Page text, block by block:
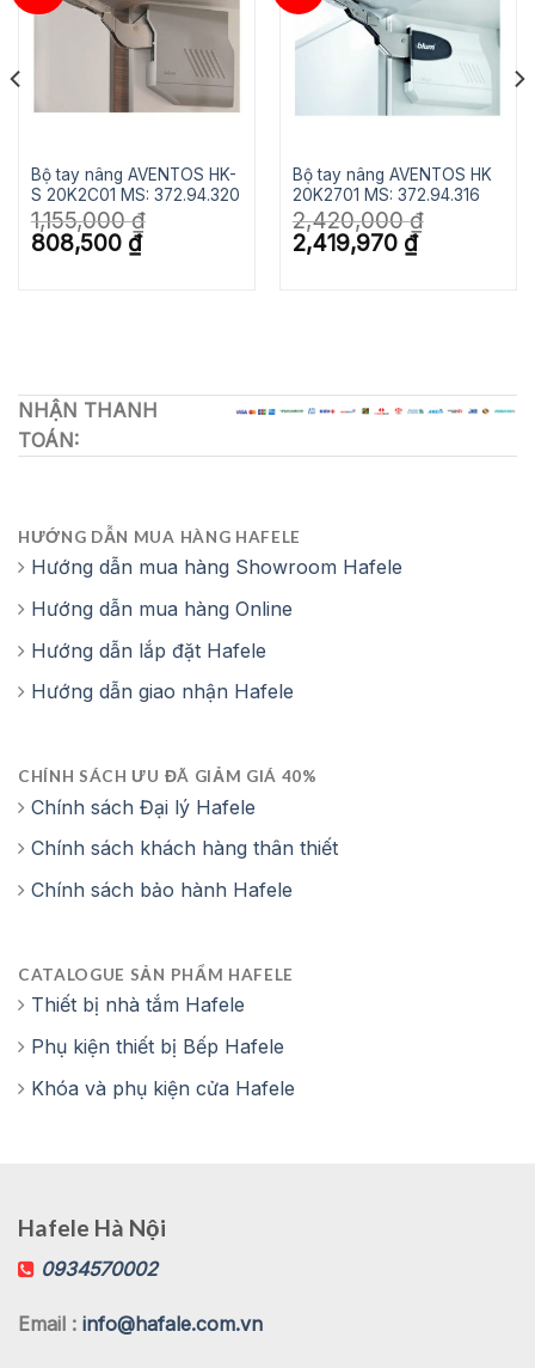
Bộ tay nâng AVENTOS HK-
S 20K2C01 MS: 372.94.320
1,155,000₫
Giá
gốc
808,500 ₫Giá
hiện
Bộ tay nâng AVENTOS HK
20K2701 MS: 372.94.316
2,420,000₫
Giá
gốc
2,419,970 ₫Giá
hiện
NHẬN THANH
TOÁN:
HƯỚNG DẪN MUA HÀNG HAFELE
Hướng dẫn mua hàng Showroom Hafele
Hướng dẫn mua hàng Online
Hướng dẫn lắp đặt Hafele
Hướng dẫn giao nhận Hafele
CHÍNH SÁCH ƯU ĐÃ GIẢM GIÁ 40%
Chính sách Đại lý Hafele
Chính sách khách hàng thân thiết
Chính sách bảo hành Hafele
CATALOGUE SẢN PHẨM HAFELE
Thiết bị nhà tắm Hafele
Phụ kiện thiết bị Bếp Hafele
Khóa và phụ kiện cửa Hafele
Hafele Hà Nội
0934570002
Email : info@hafale.com.vn